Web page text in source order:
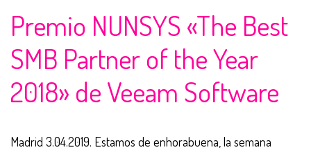
Premio NUNSYS «The Best
SMB Partner of the Year
2018» de Veeam Software
Madrid 3.04.2019. Estamos de enhorabuena, la semana